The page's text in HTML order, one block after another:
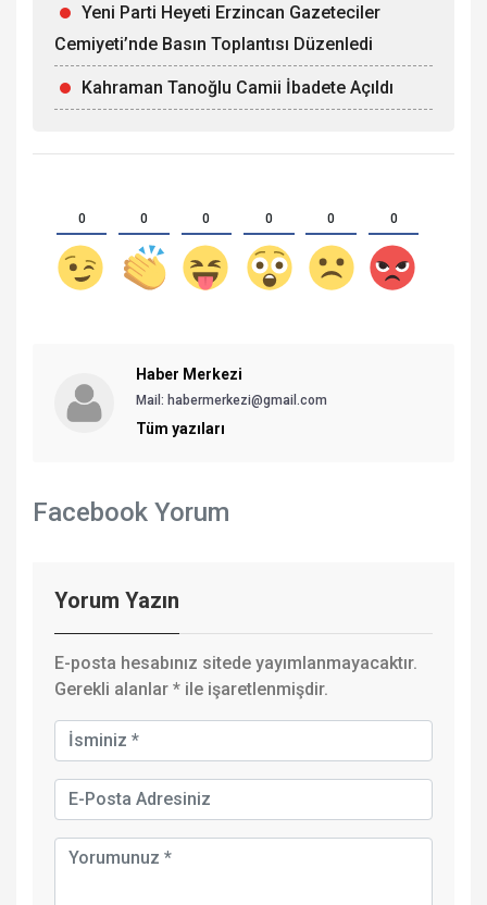
Yeni Parti Heyeti Erzincan Gazeteciler
Cemiyeti’nde Basın Toplantısı Düzenledi
Kahraman Tanoğlu Camii İbadete Açıldı
0 0 0 0 0 0
Haber Merkezi
Mail: habermerkezi@gmail.com
Tüm yazıları
Facebook Yorum
Yorum Yazın
E-posta hesabınız sitede yayımlanmayacaktır.
Gerekli alanlar * ile işaretlenmişdir.